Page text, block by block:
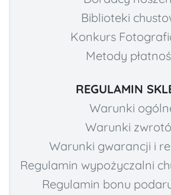
Biblioteki
Konkurs
Metody
REGULAMIN
Warunki
Warunki
Warunki gwarancji i
Regulamin wypożyczalni
Regulamin bonu